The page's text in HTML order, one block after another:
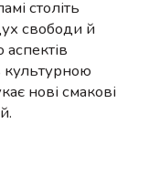
століть
свободи й
аспектів
культурною
нові смакові